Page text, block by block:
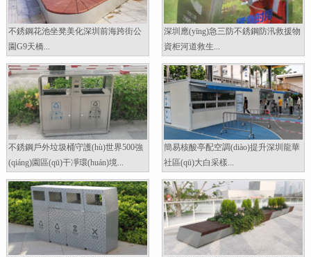
不銹鋼花池坐凳美化深圳前海跨街公
園G9天橋...
深圳應(yīng)急三防不銹鋼防汛救援物
資柜河道救生...
不銹鋼戶外垃圾桶守護(hù)世界500強
(qiáng)園區(qū)干凈環(huán)境...
簡易核酸亭配空調(diào)提升深圳龍華
社區(qū)大白采樣...